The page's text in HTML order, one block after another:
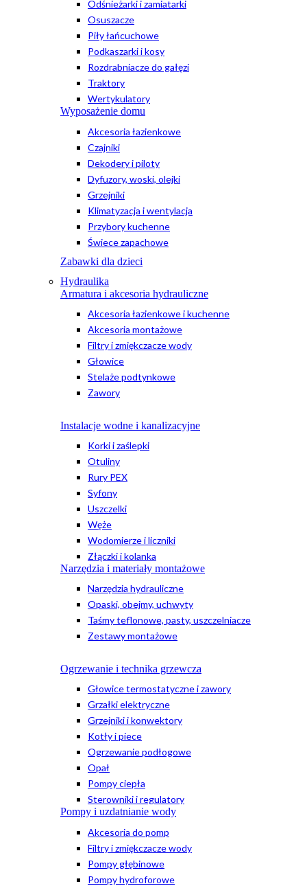
Odśnieżarki i zamiatarki
Osuszacze
Piły łańcuchowe
Podkaszarki i kosy
Rozdrabniacze do gałęzi
Traktory
Wertykulatory
Wyposażenie domu
Akcesoria łazienkowe
Czajniki
Dekodery i piloty
Dyfuzory, woski, olejki
Grzejniki
Klimatyzacja i wentylacja
Przybory kuchenne
Świece zapachowe
Zabawki dla dzieci
Hydraulika
Armatura i akcesoria hydrauliczne
Akcesoria łazienkowe i kuchenne
Akcesoria montażowe
Filtry i zmiękczacze wody
Głowice
Stelaże podtynkowe
Zawory
Instalacje wodne i kanalizacyjne
Korki i zaślepki
Otuliny
Rury PEX
Syfony
Uszczelki
Węże
Wodomierze i liczniki
Złączki i kolanka
Narzędzia i materiały montażowe
Narzędzia hydrauliczne
Opaski, obejmy, uchwyty
Taśmy teflonowe, pasty, uszczelniacze
Zestawy montażowe
Ogrzewanie i technika grzewcza
Głowice termostatyczne i zawory
Grzałki elektryczne
Grzejniki i konwektory
Kotły i piece
Ogrzewanie podłogowe
Opał
Pompy ciepła
Sterowniki i regulatory
Pompy i uzdatnianie wody
Akcesoria do pomp
Filtry i zmiękczacze wody
Pompy głębinowe
Pompy hydroforowe